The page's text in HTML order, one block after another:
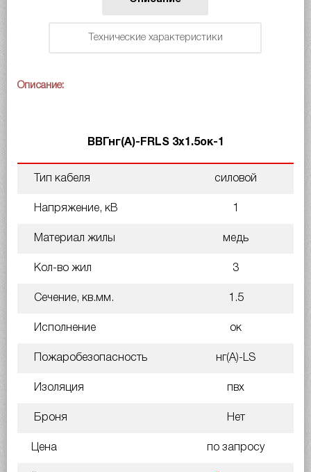
Технические характеристики
Описание:
ВВГнг(A)-FRLS 3х1.5ок-1
Тип кабеля силовой
Напряжение, кВ 1
Материал жилы медь
Кол-во жил 3
Сечение, кв.мм. 1.5
Исполнение ок
Пожаробезопасность нг(A)-LS
Изоляция пвх
Броня Нет
Цена по запросу